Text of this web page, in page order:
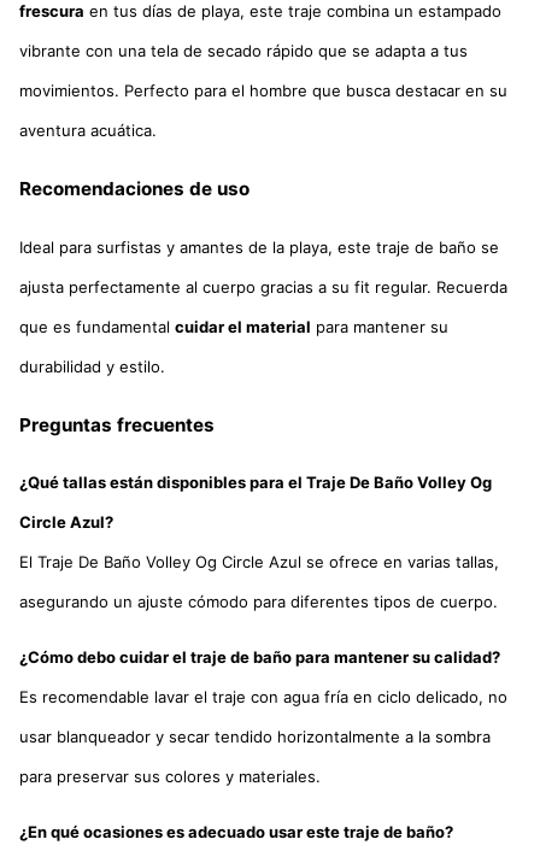
frescura en tus días de playa, este traje combina un estampado
vibrante con una tela de secado rápido que se adapta a tus
movimientos. Perfecto para el hombre que busca destacar en su
aventura acuática.
Recomendaciones de uso
Ideal para surfistas y amantes de la playa, este traje de baño se
ajusta perfectamente al cuerpo gracias a su fit regular. Recuerda
que es fundamental cuidar el material para mantener su
durabilidad y estilo.
Preguntas frecuentes
¿Qué tallas están disponibles para el Traje De Baño Volley Og
Circle Azul?
El Traje De Baño Volley Og Circle Azul se ofrece en varias tallas,
asegurando un ajuste cómodo para diferentes tipos de cuerpo.
¿Cómo debo cuidar el traje de baño para mantener su calidad?
Es recomendable lavar el traje con agua fría en ciclo delicado, no
usar blanqueador y secar tendido horizontalmente a la sombra
para preservar sus colores y materiales.
¿En qué ocasiones es adecuado usar este traje de baño?